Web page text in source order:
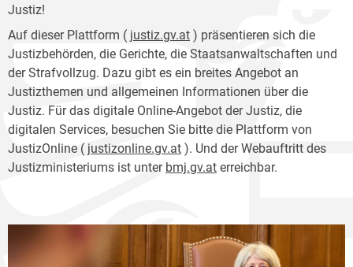
Justiz!
Auf dieser Plattform ( justiz.gv.at ) präsentieren sich die
Justizbehörden, die Gerichte, die Staatsanwaltschaften und
der Strafvollzug. Dazu gibt es ein breites Angebot an
Justizthemen und allgemeinen Informationen über die
Justiz. Für das digitale Online-Angebot der Justiz, die
digitalen Services, besuchen Sie bitte die Plattform von
JustizOnline ( justizonline.gv.at ). Und der Webauftritt des
Justizministeriums ist unter bmj.gv.at erreichbar.